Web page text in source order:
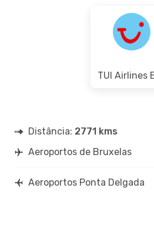
Distância: 2771 kms
Aeroportos de Bruxelas
Aeroportos Ponta Delgada